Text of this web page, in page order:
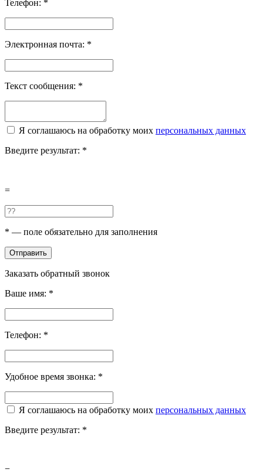
Телефон: *
Электронная почта: *
Текст сообщения: *
Я соглашаюсь на обработку моих персональных данных
Введите результат: *
=
* — поле обязательно для заполнения
Отправить
Заказать обратный звонок
Ваше имя: *
Телефон: *
Удобное время звонка: *
Я соглашаюсь на обработку моих персональных данных
Введите результат: *